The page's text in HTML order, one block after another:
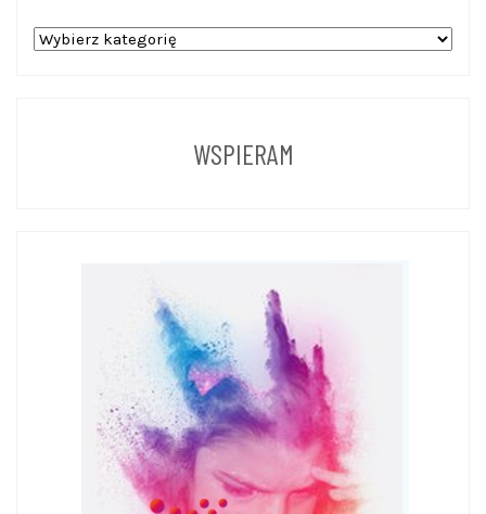
WPISY
WSPIERAM